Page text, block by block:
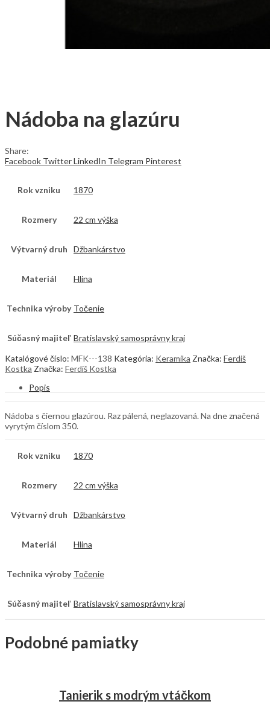
Nádoba na glazúru
Share:
Facebook TwitterLinkedIn Telegram Pinterest
Rok vzniku 1870
Rozmery 22 cm výška
Výtvarný druh Džbankárstvo
Materiál Hlina
Technika výroby Točenie
Súčasný majiteľ Bratislavský samosprávny kraj
Katalógové číslo: MFK---138 Kategória: Keramika Značka: Ferdiš
Kostka Značka: Ferdiš Kostka
Popis
Nádoba s čiernou glazúrou. Raz pálená, neglazovaná. Na dne značená
vyrytým číslom 350.
Rok vzniku 1870
Rozmery 22 cm výška
Výtvarný druh Džbankárstvo
Materiál Hlina
Technika výroby Točenie
Súčasný majiteľ Bratislavský samosprávny kraj
Podobné pamiatky
Tanierik s modrým vtáčkom